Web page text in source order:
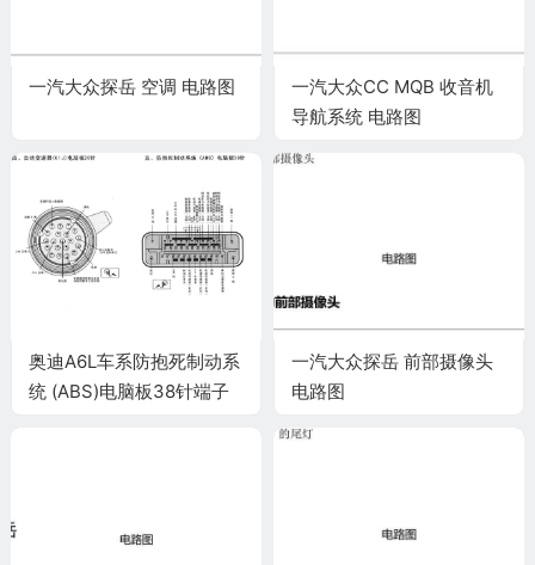
一汽大众探岳 空调 电路图
一汽大众CC MQB 收音机
导航系统 电路图
奥迪A6L车系防抱死制动系
统 (ABS)电脑板38针端子
一汽大众探岳 前部摄像头
电路图